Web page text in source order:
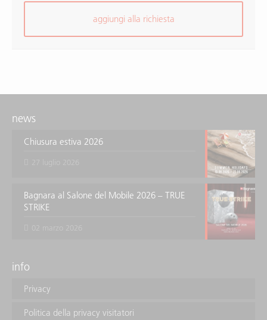
aggiungi alla richiesta
news
Chiusura estiva 2026
Bagnara al Salone del Mobile 2026 – TRUE
STRIKE
info
Privacy
Politica della privacy visitatori